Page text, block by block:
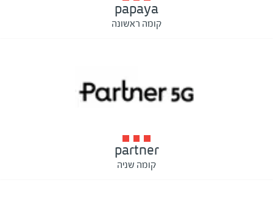
papaya
קומה ראשונה
partner
קומה שניה